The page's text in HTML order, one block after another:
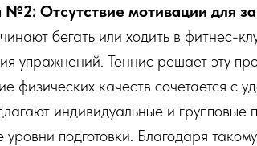
Отсутствие мотивации для
бегать или ходить в фитнес-
упражнений. Теннис решает эту
физических качеств сочетается с
индивидуальные и
подготовки. Благодаря